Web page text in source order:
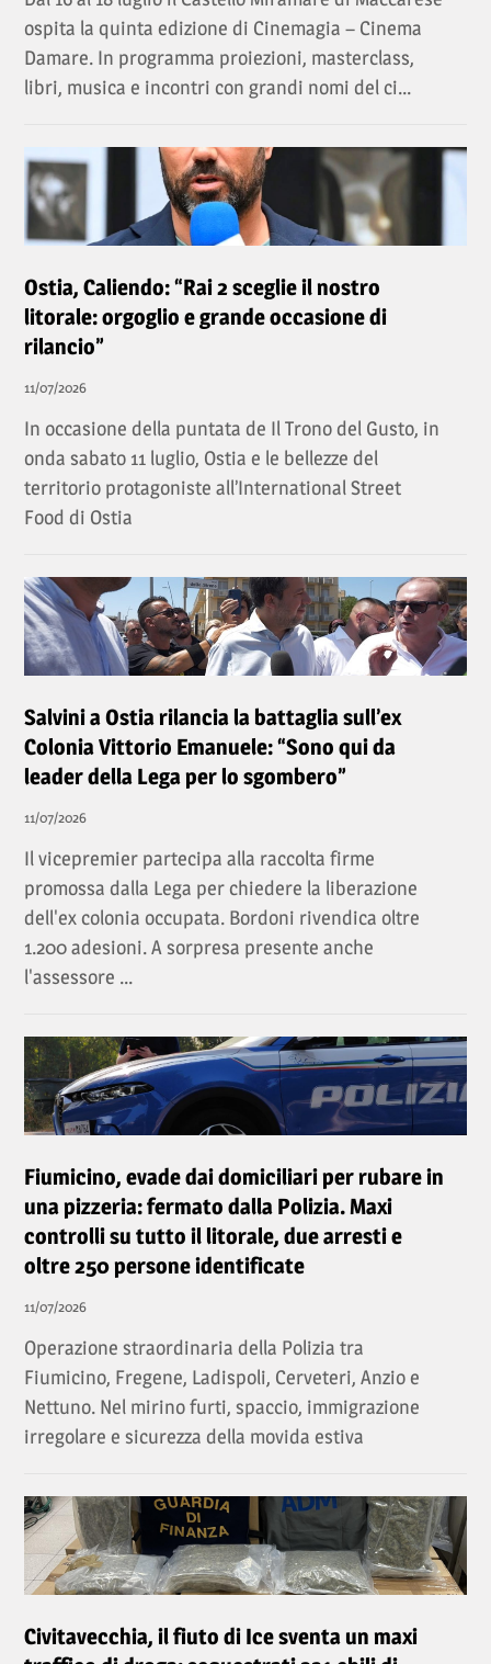
ospita la quinta edizione di Cinemagia – Cinema
Damare. In programma proiezioni, masterclass,
libri, musica e incontri con grandi nomi del ci...
Ostia, Caliendo: “Rai 2 sceglie il nostro
litorale: orgoglio e grande occasione di
rilancio”
11/07/2026
In occasione della puntata de Il Trono del Gusto, in
onda sabato 11 luglio, Ostia e le bellezze del
territorio protagoniste all’International Street
Food di Ostia
Salvini a Ostia rilancia la battaglia sull’ex
Colonia Vittorio Emanuele: “Sono qui da
leader della Lega per lo sgombero”
11/07/2026
Il vicepremier partecipa alla raccolta firme
promossa dalla Lega per chiedere la liberazione
dell'ex colonia occupata. Bordoni rivendica oltre
1.200 adesioni. A sorpresa presente anche
l'assessore ...
Fiumicino, evade dai domiciliari per rubare in
una pizzeria: fermato dalla Polizia. Maxi
controlli su tutto il litorale, due arresti e
oltre 250 persone identificate
11/07/2026
Operazione straordinaria della Polizia tra
Fiumicino, Fregene, Ladispoli, Cerveteri, Anzio e
Nettuno. Nel mirino furti, spaccio, immigrazione
irregolare e sicurezza della movida estiva
Civitavecchia, il fiuto di Ice sventa un maxi